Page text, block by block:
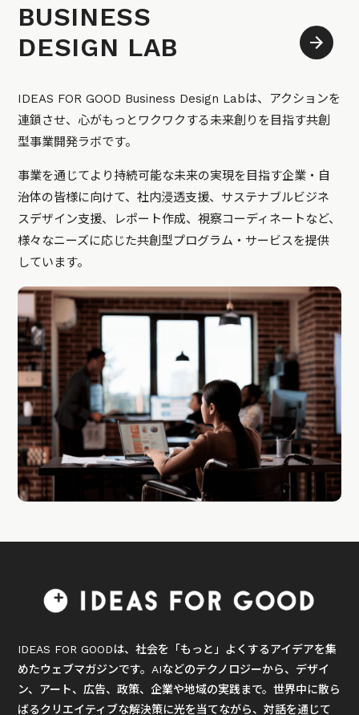
BUSINESS
DESIGN LAB
IDEAS FOR GOOD Business Design Labは、アクションを
連鎖させ、心がもっとワクワクする未来創りを目指す共創
型事業開発ラボです。
事業を通じてより持続可能な未来の実現を目指す企業・自
治体の皆様に向けて、社内浸透支援、サステナブルビジネ
スデザイン支援、レポート作成、視察コーディネートなど、
様々なニーズに応じた共創型プログラム・サービスを提供
しています。
IDEAS FOR GOODは、社会を「もっと」よくするアイデアを集
めたウェブマガジンです。AIなどのテクノロジーから、デザイ
ン、アート、広告、政策、企業や地域の実践まで。世界中に散ら
ばるクリエイティブな解決策に光を当てながら、対話を通じて